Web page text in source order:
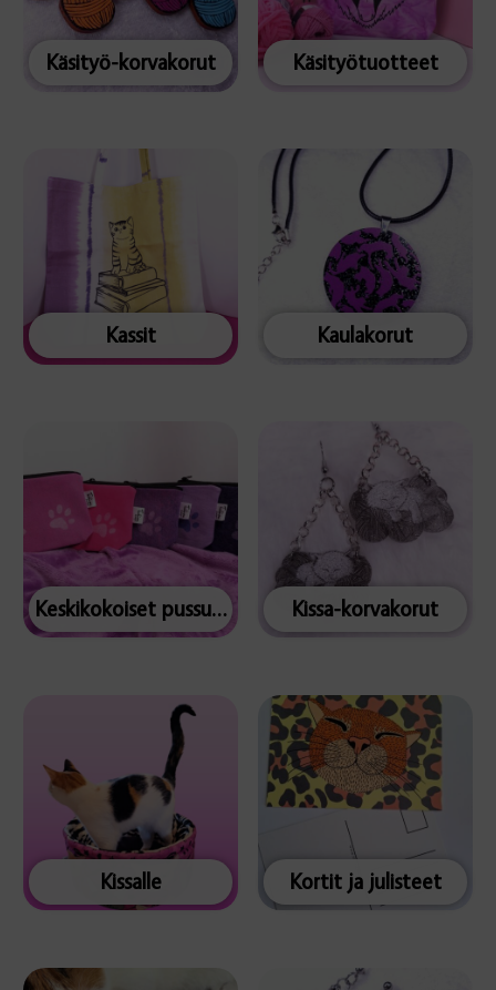
Käsityö-korvakorut Käsityötuotteet
Kassit Kaulakorut
Keskikokoiset pussukat Kissa-korvakorut
Kissalle Kortit ja julisteet